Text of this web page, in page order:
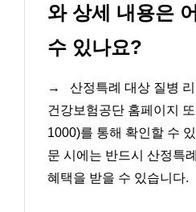
와 상세 내용은
수 있나요?
→
산정특례 대상 질병
건강보험공단 홈페이지
1000)를 통해 확인할 수
문 시에는 반드시 산정특
혜택을 받을 수 있습니다.